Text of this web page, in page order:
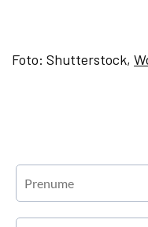
Foto: Shutterstock,